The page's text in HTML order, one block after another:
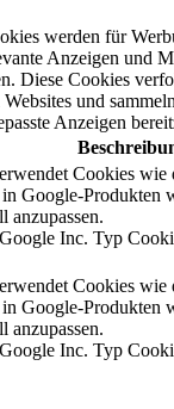
werden für
Anzeigen und
Diese Cookies
Websites und
Anzeigen
Cookies
Google-Produkten
anzupassen.
Google Inc. Typ
Cookies wie
Google-Produkten
anzupassen.
Google Inc. Typ